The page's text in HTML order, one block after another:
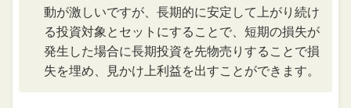
動が激しいですが、長期的に安定して上がり続け
る投資対象とセットにすることで、短期の損失が
発生した場合に長期投資を先物売りすることで損
失を埋め、見かけ上利益を出すことができます。